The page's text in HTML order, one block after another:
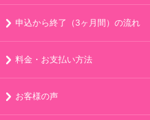
申込から終了（3ヶ月間）の流れ
料金・お支払い方法
お客様の声